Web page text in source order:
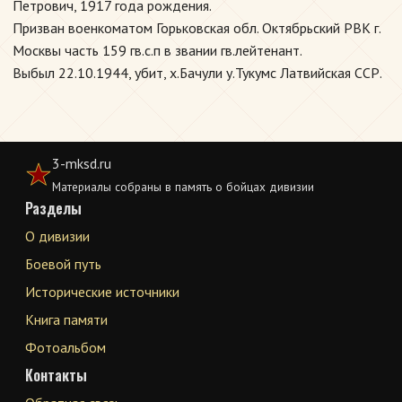
Петрович, 1917 года рождения.
Призван военкоматом Горьковская обл. Октябрьский РВК г.
Москвы часть 159 гв.с.п в звании гв.лейтенант.
Выбыл 22.10.1944, убит, х.Бачули у.Тукумс Латвийская ССР.
3-mksd.ru
Материалы собраны в память о бойцах дивизии
Разделы
О дивизии
Боевой путь
Исторические источники
Книга памяти
Фотоальбом
Контакты